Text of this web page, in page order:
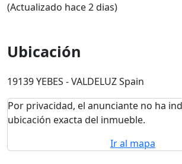
(Actualizado hace 2 dias)
Ubicación
19139 YEBES - VALDELUZ Spain
Por privacidad, el anunciante no ha
ubicación exacta del inmueble.
Ir al mapa